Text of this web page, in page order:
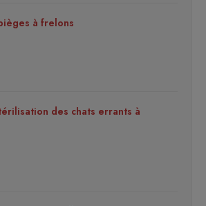
à frelons
des chats errants à